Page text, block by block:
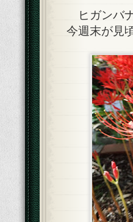
ヒガンバ
今週末が見